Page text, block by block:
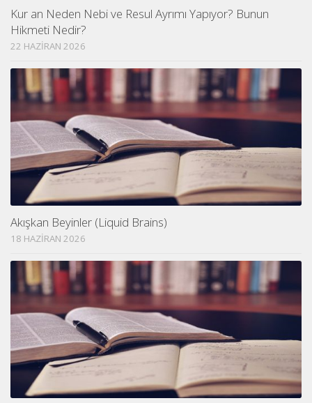
Kur an Neden Nebi ve Resul Ayrımı Yapıyor? Bunun
Hikmeti Nedir?
22 HAZIRAN 2026
Akışkan Beyinler (Liquid Brains)
18 HAZIRAN 2026